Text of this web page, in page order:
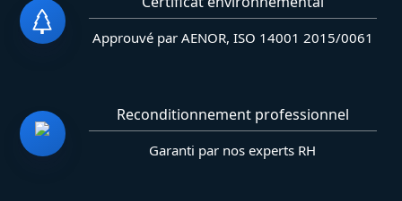
Approuvé par AENOR, ISO 14001 2015/0061
Reconditionnement professionnel
Garanti par nos experts RH